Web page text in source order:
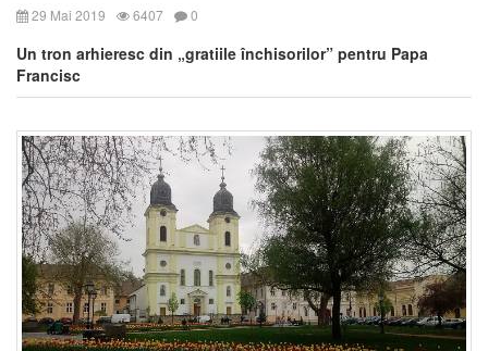
29 Mai 2019 6407 0
Un tron arhieresc din „gratiile închisorilor” pentru Papa
Francisc